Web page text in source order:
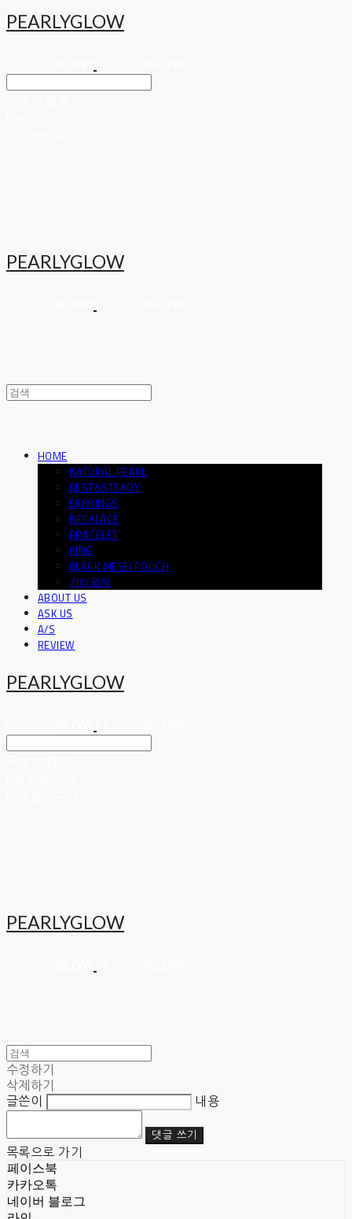
PEARLYGLOW
PEARLYGLOW
HOME
NATURAL PEARL
BEST&STEADY
EARRINGS
NECKLACE
BRACELET
RING
BLACK MESH POUCH
기타품목
ABOUT US
ASK US
A/S
REVIEW
PEARLYGLOW
PEARLYGLOW
수정하기
삭제하기
글쓴이
내용
댓글 쓰기
목록으로 가기
페이스북
카카오톡
네이버 블로그